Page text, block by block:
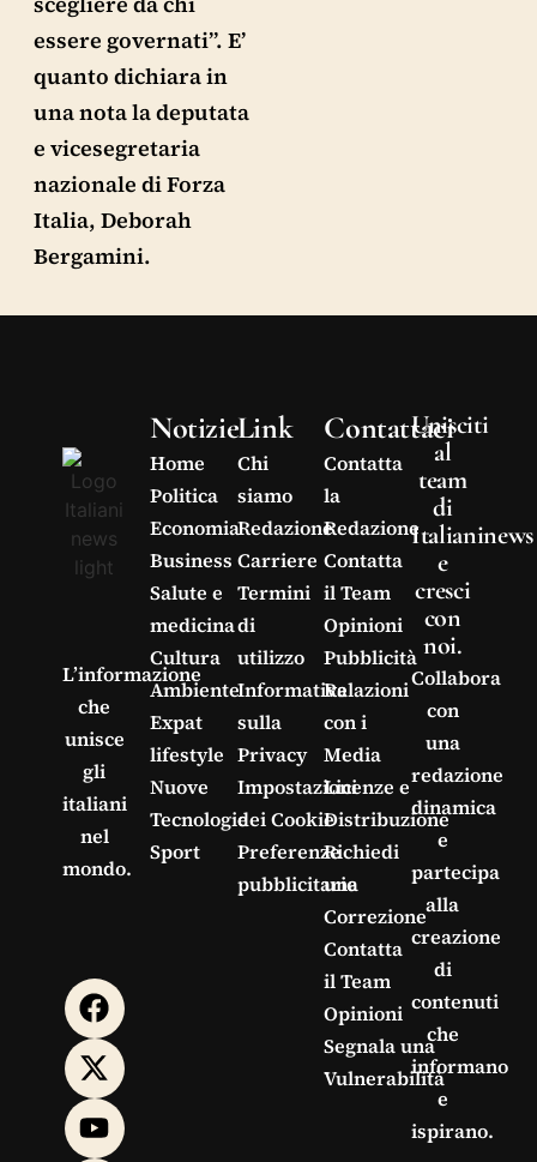
essere governati”. E’
quanto dichiara in
una nota la deputata
e vicesegretaria
nazionale di Forza
Italia, Deborah
Bergamini.
L’informazione
che
unisce
gli
italiani
nel
mondo.
Notizie
Home
Politica
Economia
Business
Salute e
medicina
Cultura
Ambiente
Expat
lifestyle
Nuove
Tecnologie
Sport
Link
Chi
siamo
Redazione
Carriere
Termini
di
utilizzo
Informativa
sulla
Privacy
Impostazioni
dei Cookie
Preferenze
pubblicitarie
Contattaci
Contatta
la
Redazione
Contatta
il Team
Opinioni
Pubblicità
Relazioni
con i
Media
Licenze e
Distribuzione
Richiedi
una
Correzione
Contatta
il Team
Opinioni
Segnala una
Vulnerabilità
Unisciti
al
team
di
Italianinews
e
cresci
con
noi.
Collabora
con
una
redazione
dinamica
e
partecipa
alla
creazione
di
contenuti
che
informano
e
ispirano.